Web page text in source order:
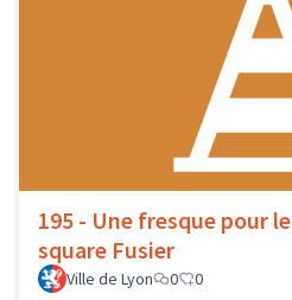
195 - Une fresque pour le
square Fusier
Ville de Lyon
0 0